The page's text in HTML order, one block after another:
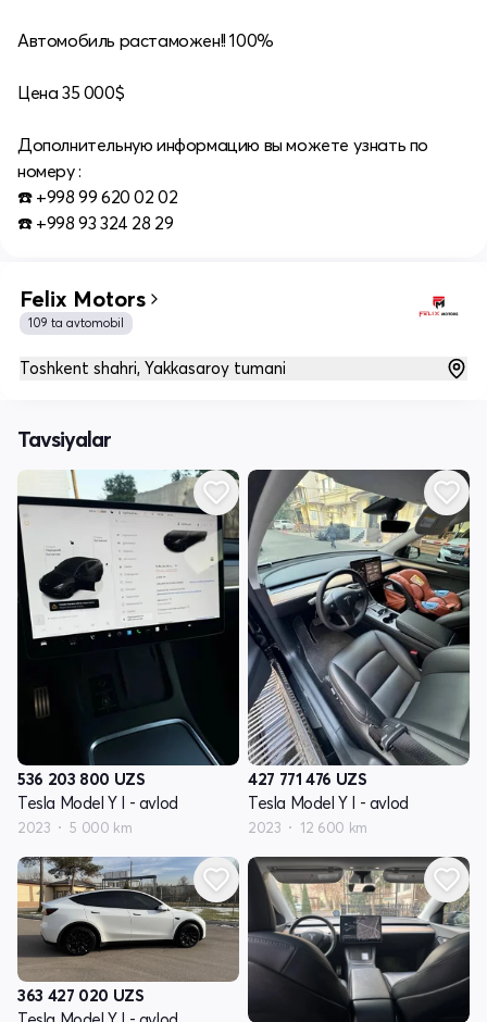
Автомобиль растаможен!! 100%
Цена 35 000$
Дополнительную информацию вы можете узнать по
номеру :
☎️ +998 99 620 02 02
☎️ +998 93 324 28 29
Felix Motors
109 ta avtomobil
Toshkent shahri, Yakkasaroy tumani
Tavsiyalar
536 203 800 UZS
Tesla Model Y I - avlod
2023 5 000 km
427 771 476 UZS
Tesla Model Y I - avlod
2023 12 600 km
363 427 020 UZS